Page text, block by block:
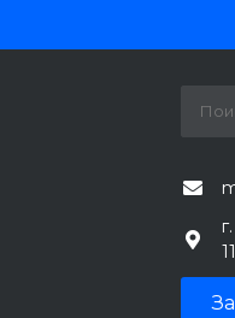
11